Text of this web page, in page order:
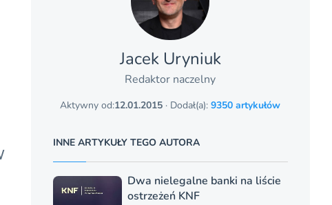
Jacek Uryniuk
Redaktor naczelny
Aktywny od:12.01.2015 · Dodał(a):9350 artykułów
INNE ARTYKUŁY TEGO AUTORA
Dwa nielegalne banki na liście
ostrzeżeń KNF